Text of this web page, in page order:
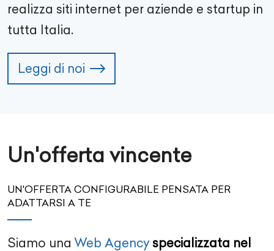
realizza siti internet per aziende e startup in
tutta Italia.
Leggi di noi
Un'offerta vincente
UN'OFFERTA CONFIGURABILE PENSATA PER
ADATTARSI A TE
Siamo una Web Agencyspecializzata nel